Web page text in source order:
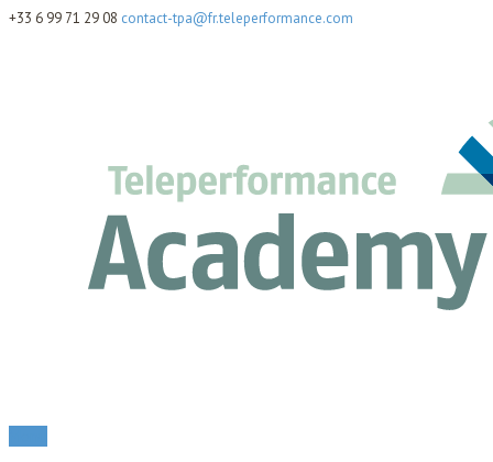
+33 6 99 71 29 08 contact-tpa@fr.teleperformance.com